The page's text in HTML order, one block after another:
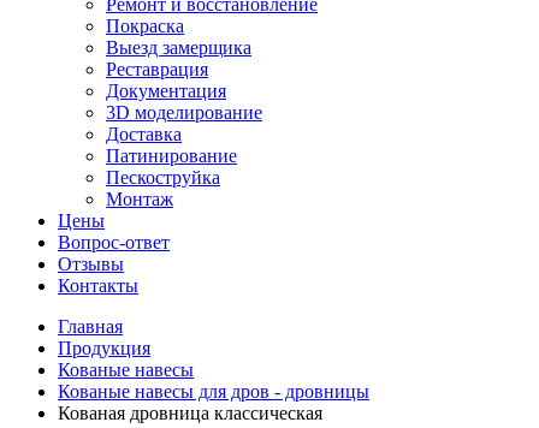
Ремонт и восстановление
Покраска
Выезд замерщика
Реставрация
Документация
3D моделирование
Доставка
Патинирование
Пескоструйка
Монтаж
Цены
Вопрос-ответ
Отзывы
Контакты
Главная
Продукция
Кованые навесы
Кованые навесы для дров - дровницы
Кованая дровница классическая